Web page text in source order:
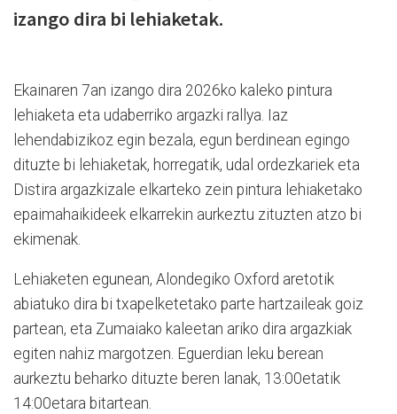
izango dira bi lehiaketak.
Ekainaren 7an izango dira 2026ko kaleko pintura
lehiaketa eta udaberriko argazki rallya. Iaz
lehendabizikoz egin bezala, egun berdinean egingo
dituzte bi lehiaketak, horregatik, udal ordezkariek eta
Distira argazkizale elkarteko zein pintura lehiaketako
epaimahaikideek elkarrekin aurkeztu zituzten atzo bi
ekimenak.
Lehiaketen egunean, Alondegiko Oxford aretotik
abiatuko dira bi txapelketetako parte hartzaileak goiz
partean, eta Zumaiako kaleetan ariko dira argazkiak
egiten nahiz margotzen. Eguerdian leku berean
aurkeztu beharko dituzte beren lanak, 13:00etatik
14:00etara bitartean.